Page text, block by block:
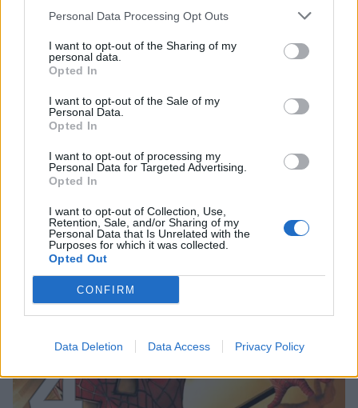
Personal Data Processing Opt Outs
I want to opt-out of the Sharing of my
personal data.
Opted In
I want to opt-out of the Sale of my
Personal Data.
Opted In
I want to opt-out of processing my
Personal Data for Targeted Advertising.
Opted In
I want to opt-out of Collection, Use,
Retention, Sale, and/or Sharing of my
Personal Data that Is Unrelated with the
Purposes for which it was collected.
Opted Out
CONFIRM
Data Deletion Data Access Privacy Policy
matkustajille tärkeä rajoitus
3
UUTISET
Kela voi leikata tukia
ulkomaanmatkan vuoksi